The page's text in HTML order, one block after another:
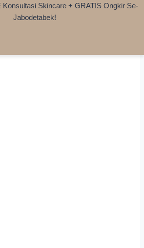
Konsultasi Skincare + GRATIS Ongkir Se-
Jabodetabek!